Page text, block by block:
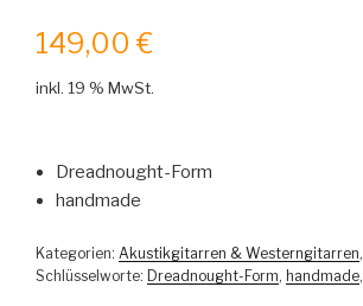
149,00 €
inkl. 19 % MwSt.
Dreadnought-Form
handmade
Kategorien: Akustikgitarren & Westerngitarren,
Schlüsselworte: Dreadnought-Form, handmade,